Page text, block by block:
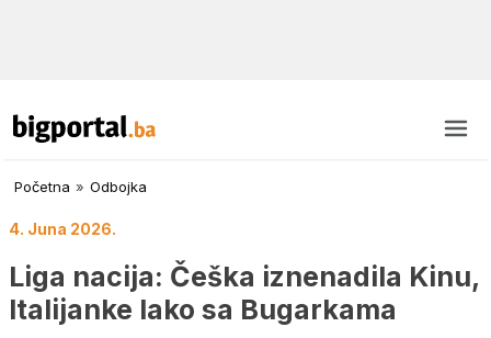
Početna » Odbojka
4. Juna 2026.
Liga nacija: Češka iznenadila Kinu,
Italijanke lako sa Bugarkama